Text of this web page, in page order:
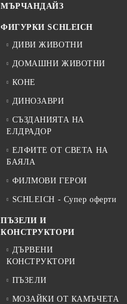
МЪРЧАНДАЙЗ
ФИГУРКИ SCHLEICH
ДИВИ ЖИВОТНИ
ДОМАШНИ ЖИВОТНИ
КОНЕ
ДИНОЗАВРИ
СЪЗДАНИЯТА НА
ЕЛДРАДОР
ЕЛФИТЕ ОТ СВЕТА НА
БАЯЛА
ФИЛМОВИ ГЕРОИ
SCHLEICH - Супер оферти
ПЪЗЕЛИ И
КОНСТРУКТОРИ
ДЪРВЕНИ
КОНСТРУКТОРИ
ПЪЗЕЛИ
МОЗАЙКИ ОТ КАМЪЧЕТА